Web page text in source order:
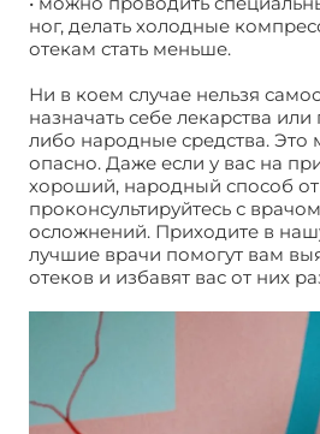
ног, делать холодные
отекам стать меньше.
Ни в коем случае нельзя
назначать себе лекарства
либо народные средства. Это
опасно. Даже если у вас на
хороший, народный способ от
проконсультируйтесь с
осложнений. Приходите в
лучшие врачи помогут вам
отеков и избавят вас от них